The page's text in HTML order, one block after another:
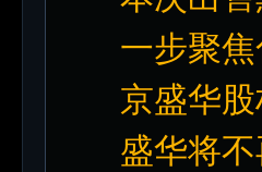
一步聚
京盛华
盛华将